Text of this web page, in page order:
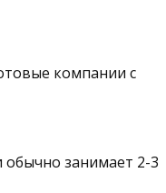
компании с
занимает 2-3